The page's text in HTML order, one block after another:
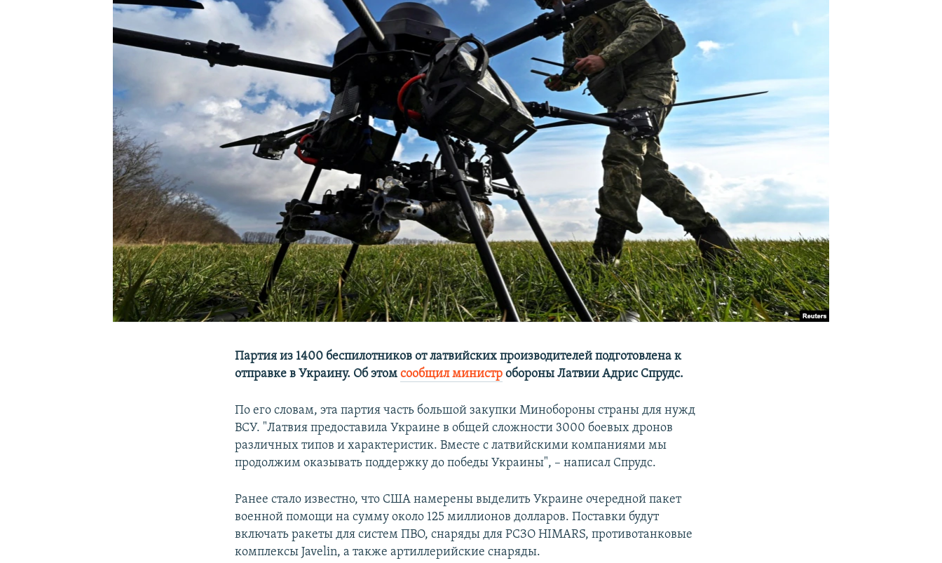
КРЫМ.НЕПОКОРЕННЫЙ
Партия из 1400 беспилотников от латвийских производителей подготовлена к
отправке в Украину. Об этомсообщил министр обороны Латвии Адрис Спрудс.
По его словам, эта партия часть большой закупки Минобороны страны для нужд
ВСУ. "Латвия предоставила Украине в общей сложности 3000 боевых дронов
различных типов и характеристик. Вместе с латвийскими компаниями мы
продолжим оказывать поддержку до победы Украины", – написал Спрудс.
Ранее стало известно, что США намерены выделить Украине очередной пакет
военной помощи на сумму около 125 миллионов долларов. Поставки будут
включать ракеты для систем ПВО, снаряды для РСЗО HIMARS, противотанковые
комплексы Javelin, а также артиллерийские снаряды.